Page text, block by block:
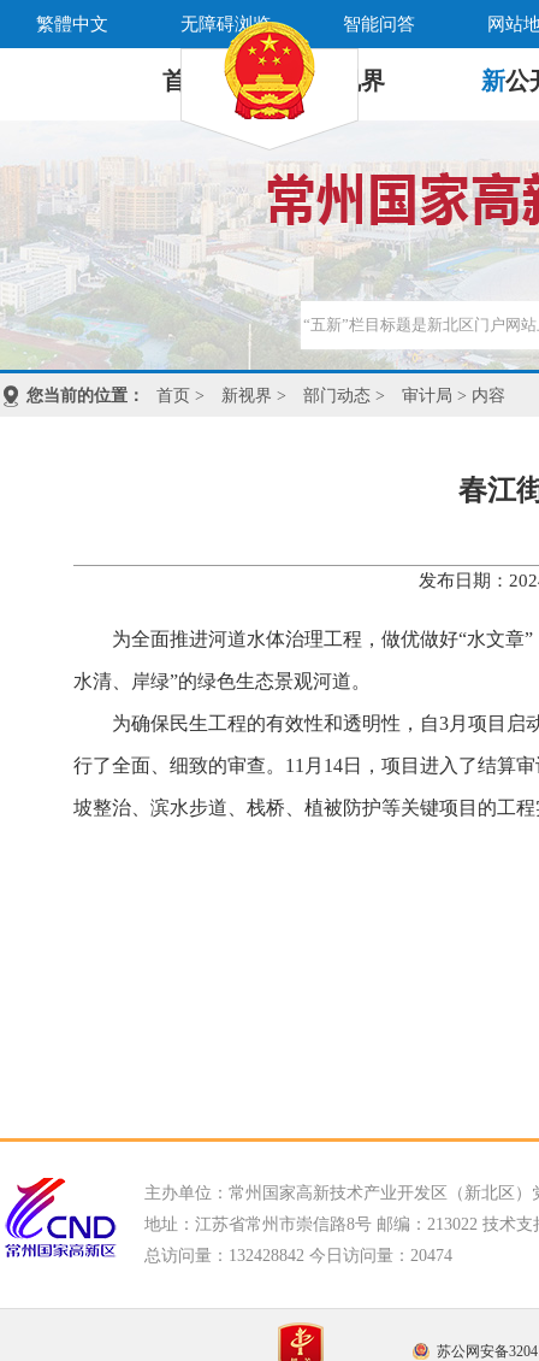
繁體中文 无障碍浏览 智能问答 网站
首 页 新 视界 新公
您当前的位置： 首页 > 新视界 > 部门动态 > 审计局 > 内容
春江
发布日期：
为全面推进河道水体治理工程，做优做好“水文章
水清、岸绿”的绿色生态景观河道。
为确保民生工程的有效性和透明性，自3月项目
行了全面、细致的审查。11月14日，项目进入了结算
坡整治、滨水步道、栈桥、植被防护等关键项目的工
主办单位：常州国家高新技术产业开发区（新北区）
地址：江苏省常州市崇信路8号 邮编：213022 技术支
总访问量： 132428842 今日访问量： 20474
苏公网安备